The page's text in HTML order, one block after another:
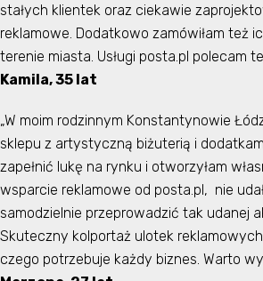
stałych klientek oraz ciekawie
reklamowe. Dodatkowo zamówiłam też
terenie miasta. Usługi posta.pl polecam
Kamila, 35 lat
„W moim rodzinnym Konstantynowie
sklepu z artystyczną biżuterią i
zapełnić lukę na rynku i otworzyłam
wsparcie reklamowe od posta.pl, nie
samodzielnie przeprowadzić tak udanej
Skuteczny kolportaż ulotek
czego potrzebuje każdy biznes. Warto